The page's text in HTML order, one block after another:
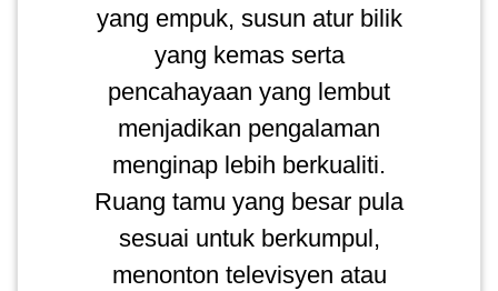
yang empuk, susun atur bilik
yang kemas serta
pencahayaan yang lembut
menjadikan pengalaman
menginap lebih berkualiti.
Ruang tamu yang besar pula
sesuai untuk berkumpul,
menonton televisyen atau
KELANTAN(22)
PERAK(41)
SEMBILAN(10)
KEDAH(13)